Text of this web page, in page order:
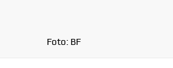
Foto: BF